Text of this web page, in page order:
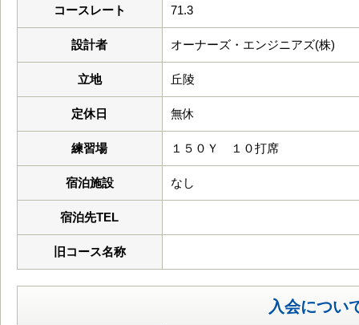
コースレート 71.3
設計者 オーナーズ・エンジニアズ(株)
立地 丘陵
定休日 無休
練習場 １５０Ｙ １０打席
宿泊施設 なし
宿泊先TEL
旧コース名称
入会につい